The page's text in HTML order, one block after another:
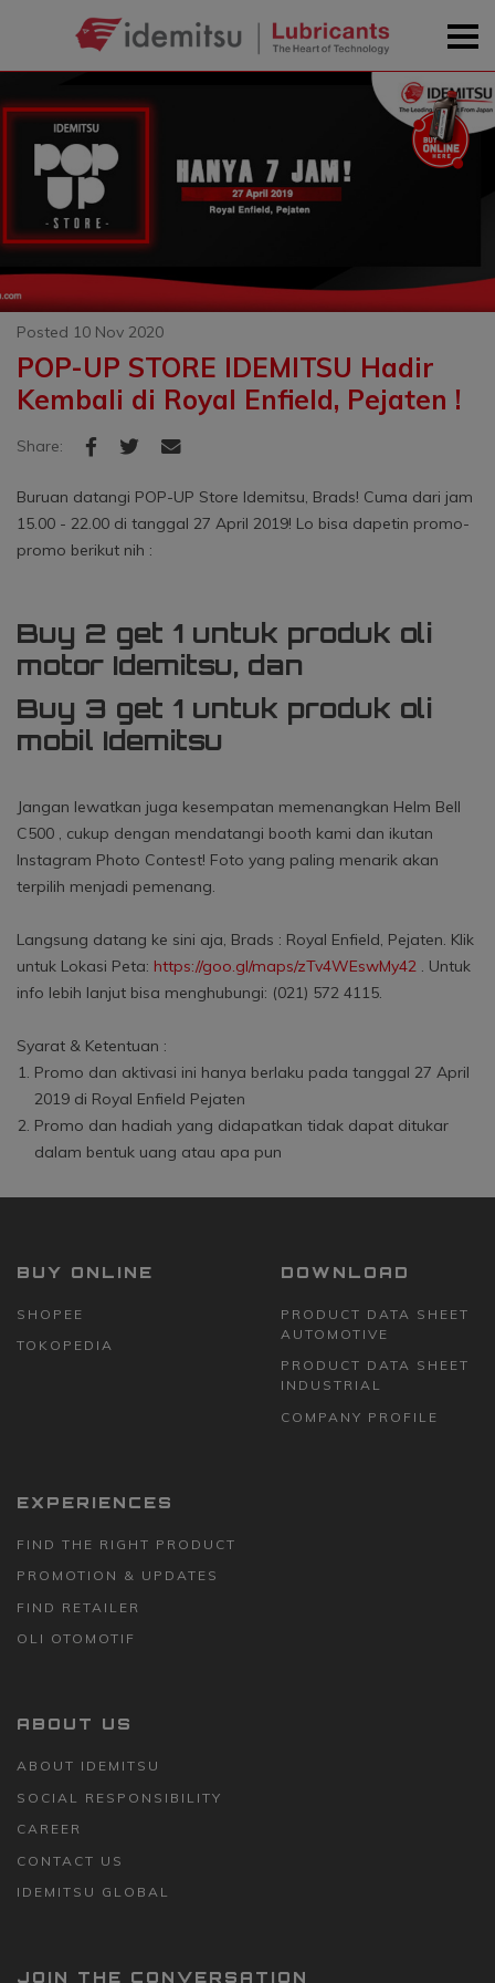
Posted 10 Nov 2020
POP-UP STORE IDEMITSU Hadir
Kembali di Royal Enfield, Pejaten !
Share:
Buruan datangi POP-UP Store Idemitsu, Brads! Cuma dari jam
15.00 - 22.00 di tanggal 27 April 2019! Lo bisa dapetin promo-
promo berikut nih :
Buy 2 get 1 untuk produk oli
motor Idemitsu, dan
Buy 3 get 1 untuk produk oli
mobil Idemitsu
Jangan lewatkan juga kesempatan memenangkan Helm Bell
C500 , cukup dengan mendatangi booth kami dan ikutan
Instagram Photo Contest! Foto yang paling menarik akan
terpilih menjadi pemenang.
Langsung datang ke sini aja, Brads : Royal Enfield, Pejaten. Klik
untuk Lokasi Peta: https://goo.gl/maps/zTv4WEswMy42 . Untuk
info lebih lanjut bisa menghubungi: (021) 572 4115.
Syarat & Ketentuan :
Promo dan aktivasi ini hanya berlaku pada tanggal 27 April
2019 di Royal Enfield Pejaten
Promo dan hadiah yang didapatkan tidak dapat ditukar
dalam bentuk uang atau apa pun
BUY ONLINE
SHOPEE
TOKOPEDIA
DOWNLOAD
PRODUCT DATA SHEET
AUTOMOTIVE
PRODUCT DATA SHEET
INDUSTRIAL
COMPANY PROFILE
EXPERIENCES
FIND THE RIGHT PRODUCT
PROMOTION & UPDATES
FIND RETAILER
OLI OTOMOTIF
ABOUT US
ABOUT IDEMITSU
SOCIAL RESPONSIBILITY
CAREER
CONTACT US
IDEMITSU GLOBAL
JOIN THE CONVERSATION